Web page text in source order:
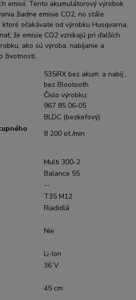
emisií. Tento akumulátorový výrobok
žiadne emisie CO2, no stále
očakávate od výrobku Husqvarna.
že emisie CO2 vznikajú pri ďalších
ako sú výroba, nabíjanie a
životnosti.
535iRX bez akum. a nabíj.,
bez Blootooth
Číslo výrobku:
967 85 06‑05
BLDC (bezkefový)
8 200 ot./min
Multi 300-2
Balance 55
--
T35 M12
Riadidlá
Nie
Li-Ion
36 V
45 cm